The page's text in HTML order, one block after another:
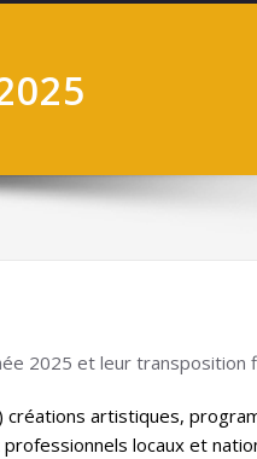
2025 et leur transposition
créations artistiques,
locaux et